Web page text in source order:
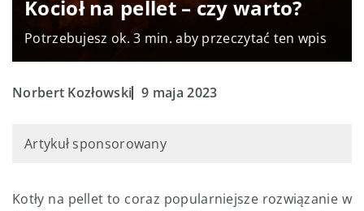
Kocioł na pellet – czy warto?
Potrzebujesz ok. 3 min. aby przeczytać ten wpis
Norbert Kozłowski 9 maja 2023
Artykuł sponsorowany
Kotły na pellet to coraz popularniejsze rozwiązanie w